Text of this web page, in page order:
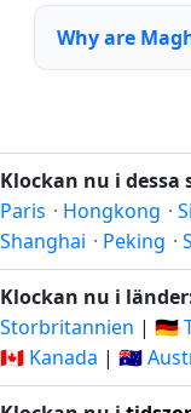
Why are
Klockan nu i dessa
Paris · Hongkong ·
Shanghai · Peking ·
Klockan nu i
Storbritannien | 🇩🇪
🇨🇦 Kanada | 🇦🇺